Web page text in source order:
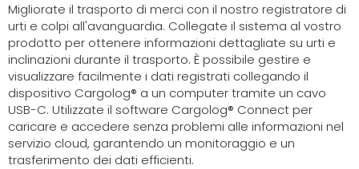
Migliorate il trasporto di merci con il nostro registratore di
urti e colpi all'avanguardia. Collegate il sistema al vostro
prodotto per ottenere informazioni dettagliate su urti e
inclinazioni durante il trasporto. È possibile gestire e
visualizzare facilmente i dati registrati collegando il
dispositivo Cargolog® a un computer tramite un cavo
USB-C. Utilizzate il software Cargolog® Connect per
caricare e accedere senza problemi alle informazioni nel
servizio cloud, garantendo un monitoraggio e un
trasferimento dei dati efficienti.